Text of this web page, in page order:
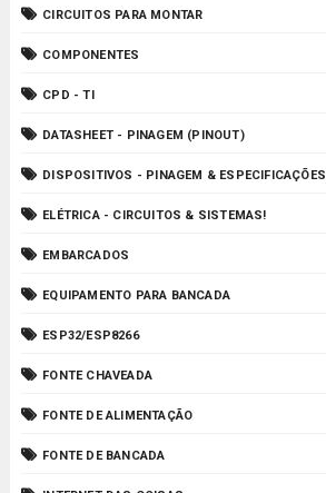
CIRCUITOS PARA MONTAR
COMPONENTES
CPD - TI
DATASHEET - PINAGEM (PINOUT)
DISPOSITIVOS - PINAGEM & ESPECIFICAÇÕES
ELÉTRICA - CIRCUITOS & SISTEMAS!
EMBARCADOS
EQUIPAMENTO PARA BANCADA
ESP32/ESP8266
FONTE CHAVEADA
FONTE DE ALIMENTAÇÃO
FONTE DE BANCADA